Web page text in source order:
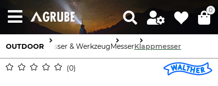
0
OUTDOOR Messer & WerkzeugMesserKlappmesser
0